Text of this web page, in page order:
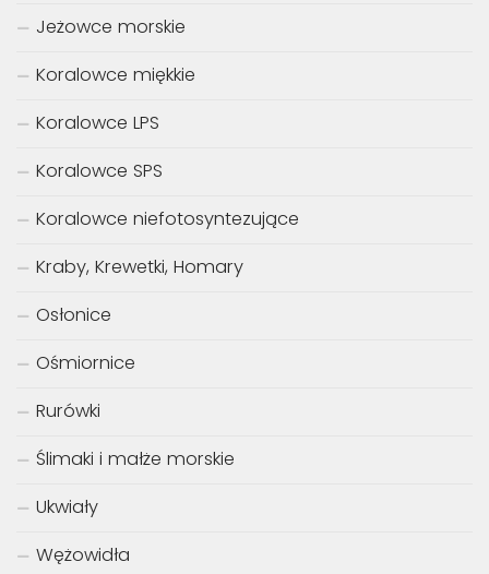
Jeżowce morskie
Koralowce miękkie
Koralowce LPS
Koralowce SPS
Koralowce niefotosyntezujące
Kraby, Krewetki, Homary
Osłonice
Ośmiornice
Rurówki
Ślimaki i małże morskie
Ukwiały
Wężowidła